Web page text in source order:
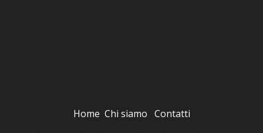
Home Chi siamo Contatti